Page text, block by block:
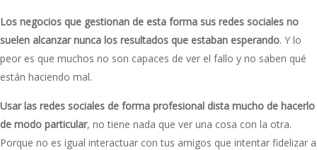
Los negocios que gestionan de esta forma sus redes sociales no
suelen alcanzar nunca los resultados que estaban esperando. Y lo
peor es que muchos no son capaces de ver el fallo y no saben qué
están haciendo mal.
Usar las redes sociales de forma profesional dista mucho de hacerlo
de modo particular, no tiene nada que ver una cosa con la otra.
Porque no es igual interactuar con tus amigos que intentar fidelizar a